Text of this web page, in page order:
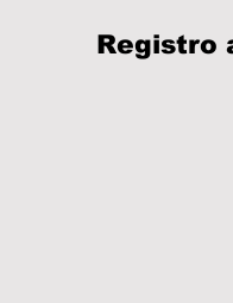
Registro